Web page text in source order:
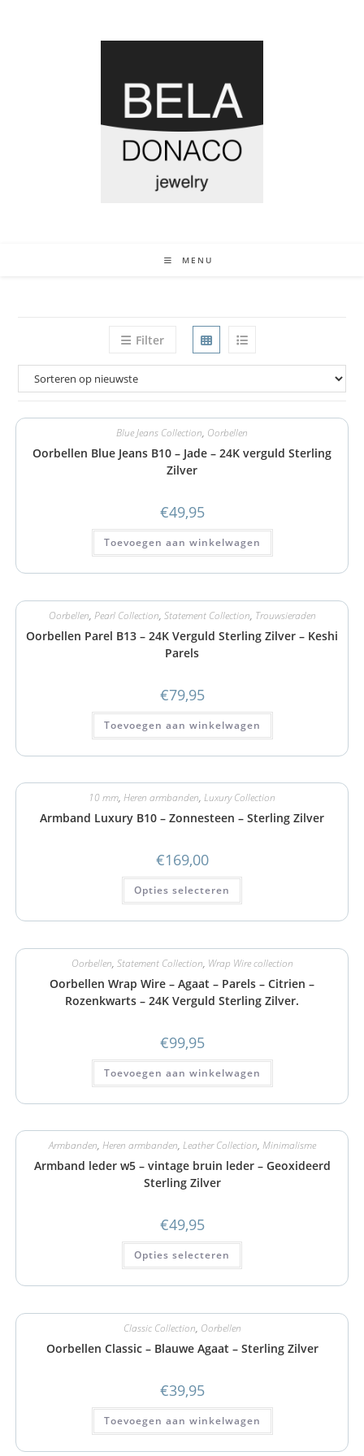
MENU
Filter
Blue Jeans Collection, Oorbellen
Oorbellen Blue Jeans B10 – Jade – 24K verguld Sterling
Zilver
€49,95
Toevoegen aan winkelwagen
Oorbellen, Pearl Collection, Statement Collection, Trouwsieraden
Oorbellen Parel B13 – 24K Verguld Sterling Zilver – Keshi
Parels
€79,95
Toevoegen aan winkelwagen
10 mm, Heren armbanden, Luxury Collection
Armband Luxury B10 – Zonnesteen – Sterling Zilver
€169,00
Opties selecteren
Oorbellen, Statement Collection, Wrap Wire collection
Oorbellen Wrap Wire – Agaat – Parels – Citrien –
Rozenkwarts – 24K Verguld Sterling Zilver.
€99,95
Toevoegen aan winkelwagen
Armbanden, Heren armbanden, Leather Collection, Minimalisme
Armband leder w5 – vintage bruin leder – Geoxideerd
Sterling Zilver
€49,95
Opties selecteren
Classic Collection, Oorbellen
Oorbellen Classic – Blauwe Agaat – Sterling Zilver
€39,95
Toevoegen aan winkelwagen